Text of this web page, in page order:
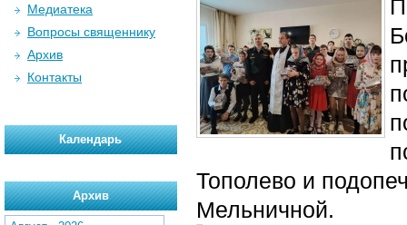
Тополево и
Мельничной.
Медиатека
Вопросы священнику
Архив
Контакты
Календарь
Архив